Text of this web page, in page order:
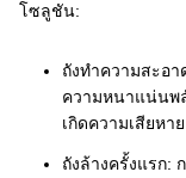
โซลูชัน:
ถังทำความสะอ
ความหนาแน่นพ
เกิดความเสียหาย
ถังล้างครั้งแรก: